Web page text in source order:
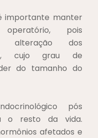
importante manter
pois
alteração dos
cujo grau de
do tamanho do
pós
o resto da vida.
afetados e